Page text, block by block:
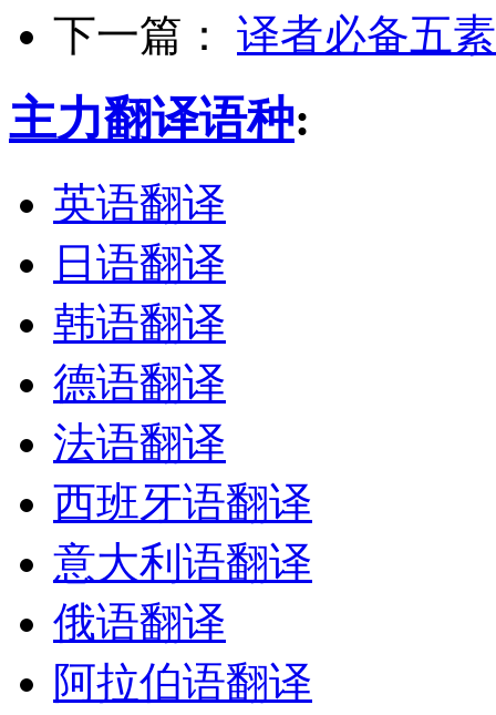
下一篇： 译者必备五
主力翻译语种:
英语翻译
日语翻译
韩语翻译
德语翻译
法语翻译
西班牙语翻译
意大利语翻译
俄语翻译
阿拉伯语翻译